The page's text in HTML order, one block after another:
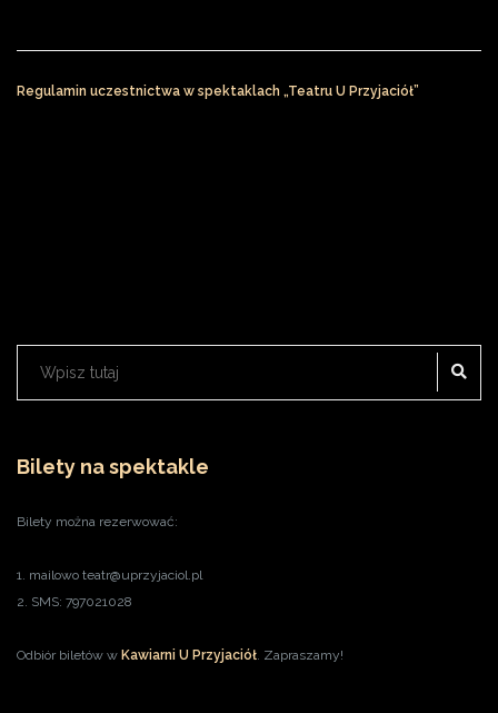
Regulamin uczestnictwa w spektaklach „Teatru U Przyjaciół”
Szukaj:
Bilety na spektakle
Bilety można rezerwować:
1. mailowo teatr@uprzyjaciol.pl
2. SMS: 797021028
Odbiór biletów w Kawiarni U Przyjaciół. Zapraszamy!